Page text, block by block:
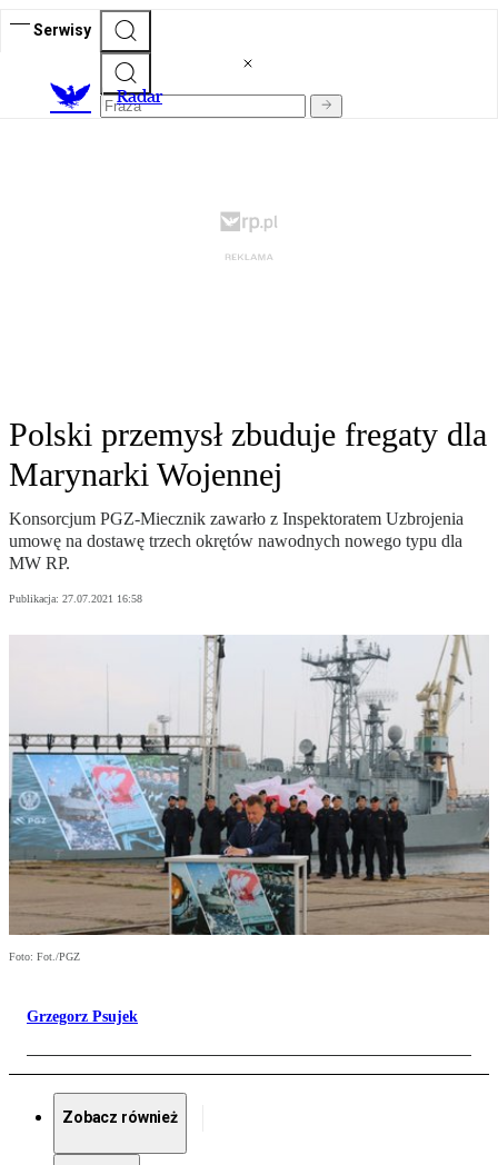
Serwisy
Radar
Polski przemysł zbuduje fregaty dla
Marynarki Wojennej
Konsorcjum PGZ-Miecznik zawarło z Inspektoratem Uzbrojenia
umowę na dostawę trzech okrętów nawodnych nowego typu dla
MW RP.
Publikacja: 27.07.2021 16:58
Foto: Fot./PGZ
Grzegorz Psujek
Zobacz również